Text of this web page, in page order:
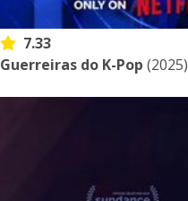
7.33
Guerreiras do K-Pop (2025)